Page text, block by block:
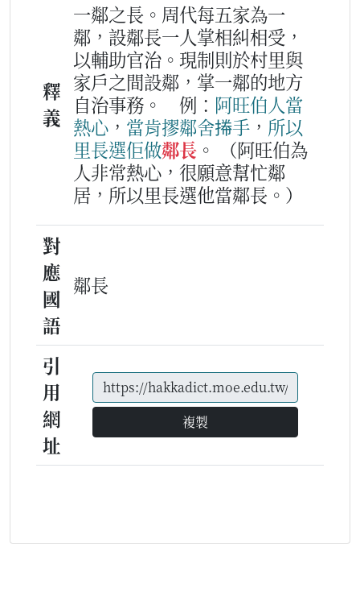
釋
義
一鄰之長。周代每五家為一
鄰，設鄰長一人掌相糾相受，
以輔助官治。現制則於村里與
家戶之間設鄰，掌一鄰的地方
自治事務。
例： 阿旺伯人當
熱心 ， 當肯摎鄰舍𢯭手 ， 所以
里長選佢做鄰長 。
（阿旺伯為
人非常熱心，很願意幫忙鄰
居，所以里長選他當鄰長。）
對
應
國
語
鄰長
引
用
網
址
複製